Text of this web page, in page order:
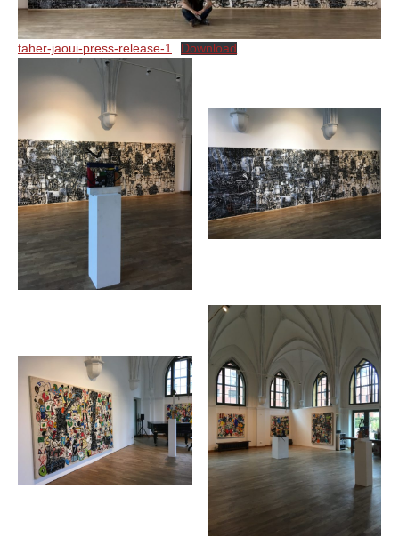
taher-jaoui-press-release-1 Download